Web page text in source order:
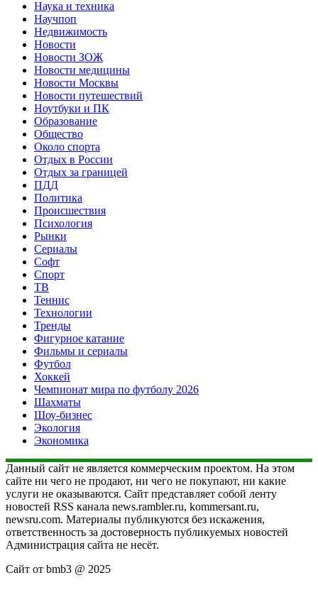
Наука и техника
Научпоп
Недвижимость
Новости
Новости ЗОЖ
Новости медицины
Новости Москвы
Новости путешествий
Ноутбуки и ПК
Образование
Общество
Около спорта
Отдых в России
Отдых за границей
ПДД
Политика
Происшествия
Психология
Рынки
Сериалы
Софт
Спорт
ТВ
Теннис
Технологии
Тренды
Фигурное катание
Фильмы и сериалы
Футбол
Хоккей
Чемпионат мира по футболу 2026
Шахматы
Шоу-бизнес
Экология
Экономика
Данный сайт не является коммерческим проектом. На этом
сайте ни чего не продают, ни чего не покупают, ни какие
услуги не оказываются. Сайт представляет собой ленту
новостей RSS канала news.rambler.ru, kommersant.ru,
newsru.com. Материалы публикуются без искажения,
ответственность за достоверность публикуемых новостей
Администрация сайта не несёт.
Сайт от bmb3 @ 2025